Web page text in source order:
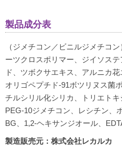
製品成分表
（ジメチコン／ビニルジメチコ
ーツクロスポリマー、ジイソス
ド、ツボクサエキス、アルニカ
オリゴペプチド-91ボツリヌス菌
チルシリル化シリカ、トリエト
PEG-10ジメチコン、レシチン、
BG、1,2-ヘキサンジオール、
製造販売元：株式会社レカルカ